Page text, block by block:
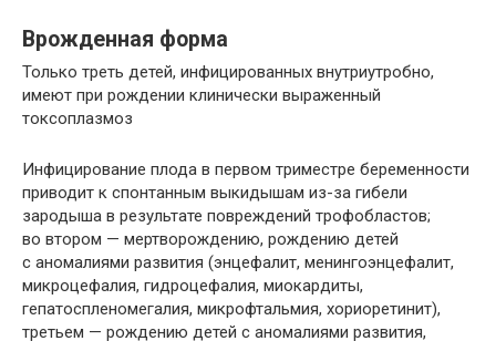
Врожденная форма
Только треть детей, инфицированных внутриутробно,
имеют при рождении клинически выраженный
токсоплазмоз
Инфицирование плода в первом триместре беременности
приводит к спонтанным выкидышам из-за гибели
зародыша в результате повреждений трофобластов;
во втором — мертворождению, рождению детей
с аномалиями развития (энцефалит, менингоэнцефалит,
микроцефалия, гидроцефалия, миокардиты,
гепатоспленомегалия, микрофтальмия, хориоретинит),
третьем — рождению детей с аномалиями развития,